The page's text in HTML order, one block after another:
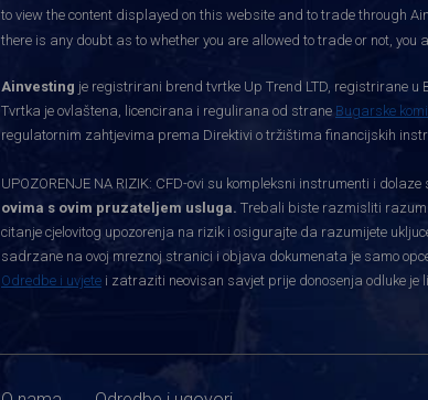
to view the content displayed on this website and to trade through
there is any doubt as to whether you are allowed to trade or not, you
Ainvesting je registrirani brend tvrtke Up Trend LTD, registrirane
Tvrtka je ovlaštena, licencirana i regulirana od strane Bugarske
regulatornim zahtjevima prema Direktivi o tržištima financijskih
UPOZORENJE NA RIZIK: CFD-ovi su kompleksni instrumenti i
ovima s ovim pruzateljem usluga. Trebali biste razmisliti
citanje cjelovitog upozorenja na rizik i osigurajte da razumijete
sadrzane na ovoj mreznoj stranici i objava dokumenata je samo
Odredbe i uvjete i zatraziti neovisan savjet prije donosenja odluke